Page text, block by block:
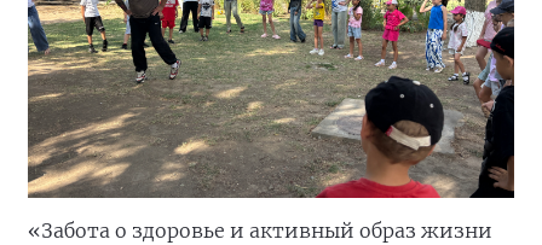
«Забота о здоровье и активный образ жизни